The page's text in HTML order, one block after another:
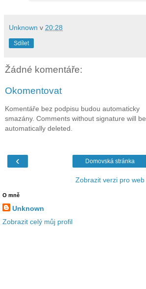
Unknown v 20:28
Sdílet
Žádné komentáře:
Okomentovat
Komentáře bez podpisu budou automaticky
smazány. Comments without signature will be
automatically deleted.
‹ Domovská stránka
Zobrazit verzi pro web
O mně
Unknown
Zobrazit celý můj profil